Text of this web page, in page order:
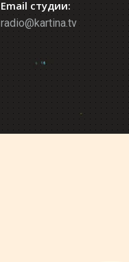
Email студии:
radio@kartina.tv